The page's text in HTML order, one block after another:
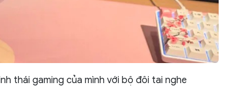
thái gaming của mình với bộ đôi tai nghe